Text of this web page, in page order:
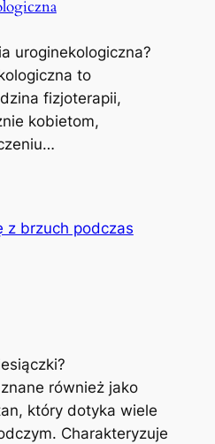
uroginekologiczna?
to
fizjoterapii,
kobietom,
również jako
który dotyka wiele
Charakteryzuje